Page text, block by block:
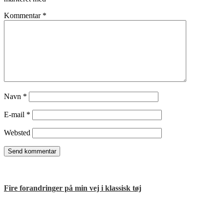
Kommentar *
Navn *
E-mail *
Websted
Fire forandringer på min vej i klassisk tøj